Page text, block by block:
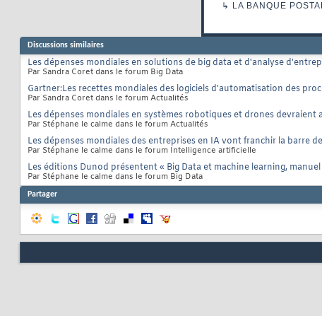
↳ LA BANQUE
Discussions similaires
Les dépenses mondiales en solutions de big data et d'analyse
Par Sandra Coret dans le forum Big Data
Gartner:Les recettes mondiales des logiciels d'automatisation des
Par Sandra Coret dans le forum Actualités
Les dépenses mondiales en systèmes robotiques et drones devraient
Par Stéphane le calme dans le forum Actualités
Les dépenses mondiales des entreprises en IA vont franchir la barre
Par Stéphane le calme dans le forum Intelligence artificielle
Les éditions Dunod présentent « Big Data et machine learning,
Par Stéphane le calme dans le forum Big Data
Partager